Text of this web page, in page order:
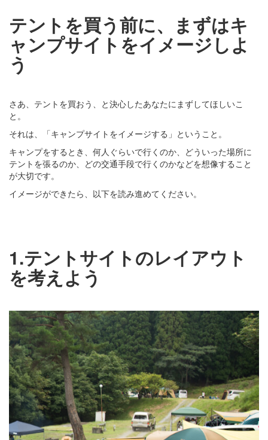
テントを買う前に、まずはキ
ャンプサイトをイメージしよ
う
さあ、テントを買おう、と決心したあなたにまずしてほしいこ
と。
それは、「キャンプサイトをイメージする」ということ。
キャンプをするとき、何人ぐらいで行くのか、どういった場所に
テントを張るのか、どの交通手段で行くのかなどを想像すること
が大切です。
イメージができたら、以下を読み進めてください。
1.テントサイトのレイアウト
を考えよう